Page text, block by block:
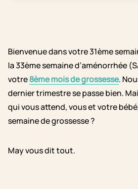
Bienvenue dans votre 31ème
la 33ème semaine d’aménorrhée
votre8ème mois de grossesse.
dernier trimestre se passe bien.
qui vous attend, vous et votre
semaine de grossesse ?
May vous dit tout.